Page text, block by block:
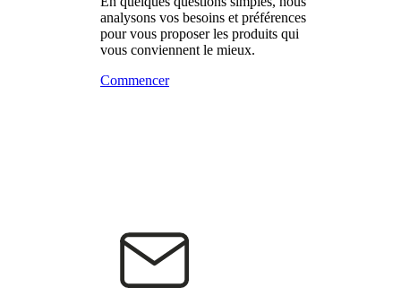
analysons vos besoins et préférences
pour vous proposer les produits qui
vous conviennent le mieux.
Commencer